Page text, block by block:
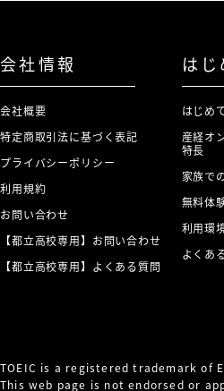
会社情報
会社概要
特定商取引法に基づく表記
プライバシーポリシー
利用規約
お問い合わせ
【都立高校専用】お問い合わせ
【都立高校専用】よくある質問
は
はじめ
産経オ
特長
家族で
無料体
利用環
よくあ
TOEIC is a registered trademark of
This web page is not endorsed or